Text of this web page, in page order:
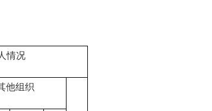
情况
他组织